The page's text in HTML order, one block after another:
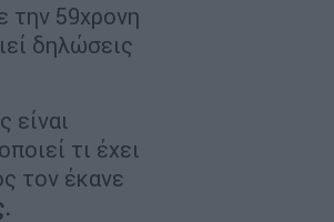
την 59χρονη
δηλώσεις
είναι
τι έχει
τον έκανε